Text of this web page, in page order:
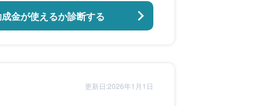
金が使えるか診断する
更新日:2026年1月1日